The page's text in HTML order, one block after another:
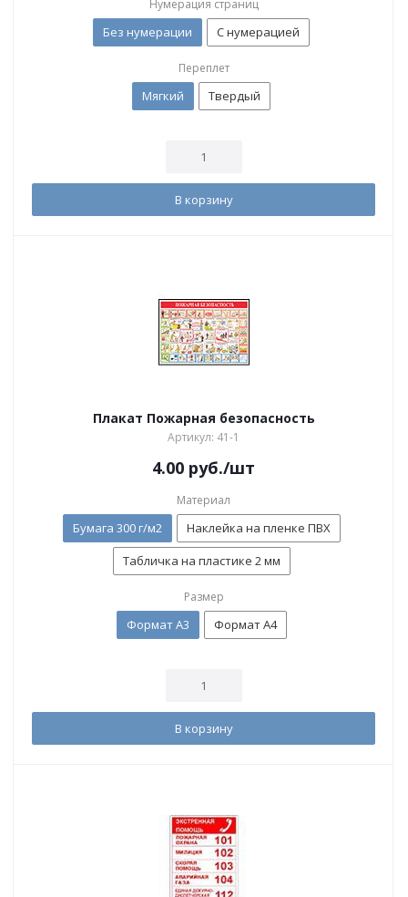
Нумерация страниц
Без нумерации С нумерацией
Переплет
Мягкий Твердый
В корзину
Плакат Пожарная безопасность
Артикул: 41-1
4.00 руб./шт
Материал
Бумага 300 г/м2
Наклейка на пленке ПВХ
Табличка на пластике 2 мм
Размер
Формат А3 Формат А4
В корзину